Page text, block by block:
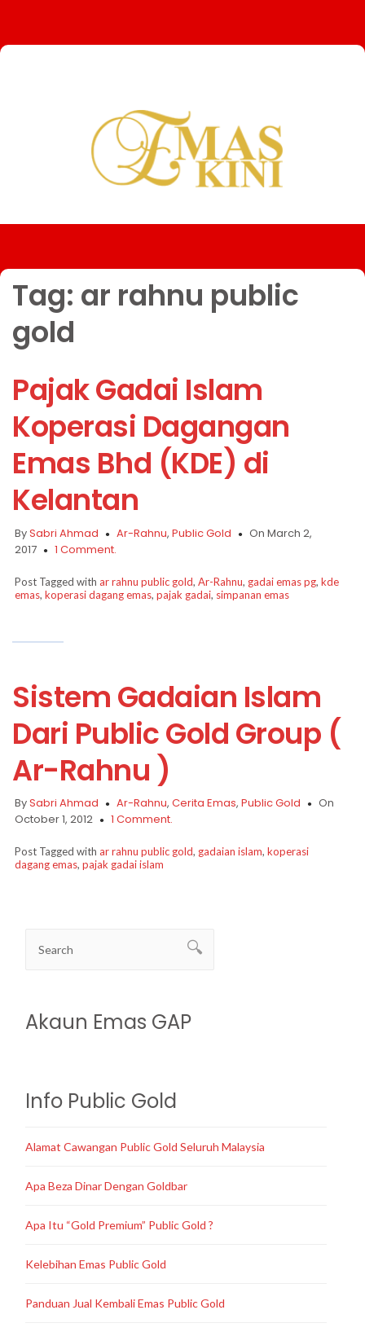
Tag: ar rahnu public
gold
Pajak Gadai Islam
Koperasi Dagangan
Emas Bhd (KDE) di
Kelantan
BySabri Ahmad Ar-Rahnu, Public Gold
On March 2,
2017
1 Comment.
Post Tagged with ar rahnu public gold, Ar-Rahnu, gadai emas pg, kde
emas, koperasi dagang emas, pajak gadai, simpanan emas
Sistem Gadaian Islam
Dari Public Gold Group (
Ar-Rahnu )
BySabri Ahmad Ar-Rahnu, Cerita Emas, Public Gold
On
October 1, 2012
1 Comment.
Post Tagged with ar rahnu public gold, gadaian islam, koperasi
dagang emas, pajak gadai islam
Akaun Emas GAP
Info Public Gold
Alamat Cawangan Public Gold Seluruh Malaysia
Apa Beza Dinar Dengan Goldbar
Apa Itu “Gold Premium” Public Gold ?
Kelebihan Emas Public Gold
Panduan Jual Kembali Emas Public Gold